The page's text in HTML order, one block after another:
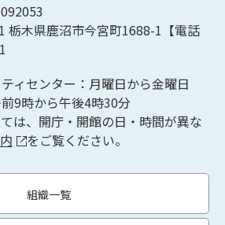
栃木県鹿沼市今宮町1688-1【電話
ィセンター：月曜日から金曜日
前9時から午後4時30分
は、開庁・開館の日・時間が異な
をご覧ください。
組織一覧